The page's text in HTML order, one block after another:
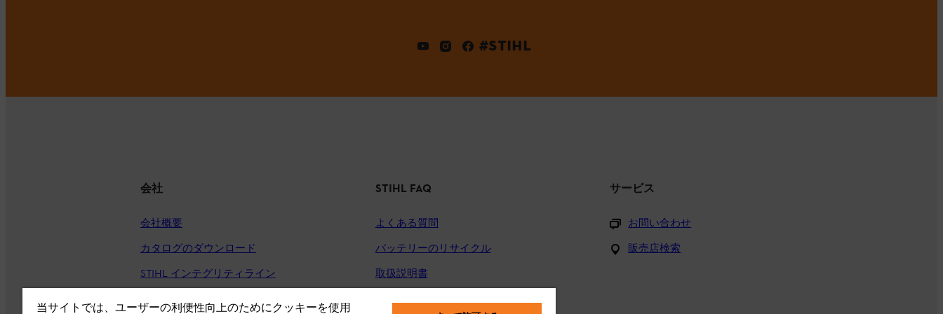
#STIHL
会社
会社概要
カタログのダウンロード
STIHL インテグリティライン
STIHL FAQ
よくある質問
バッテリーのリサイクル
取扱説明書
サービス
お問い合わせ
販売店検索
当サイトでは、ユーザーの利便性向上のためにクッキーを使用